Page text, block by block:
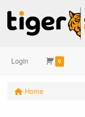
Login 0
Home